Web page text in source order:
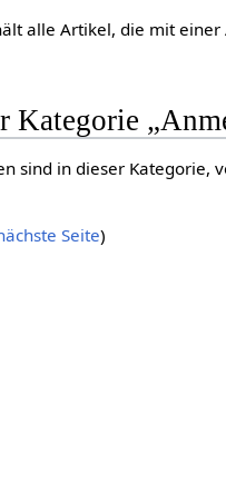
alle Artikel, die mit einer
Kategorie
sind in dieser Kategorie,
Seite)